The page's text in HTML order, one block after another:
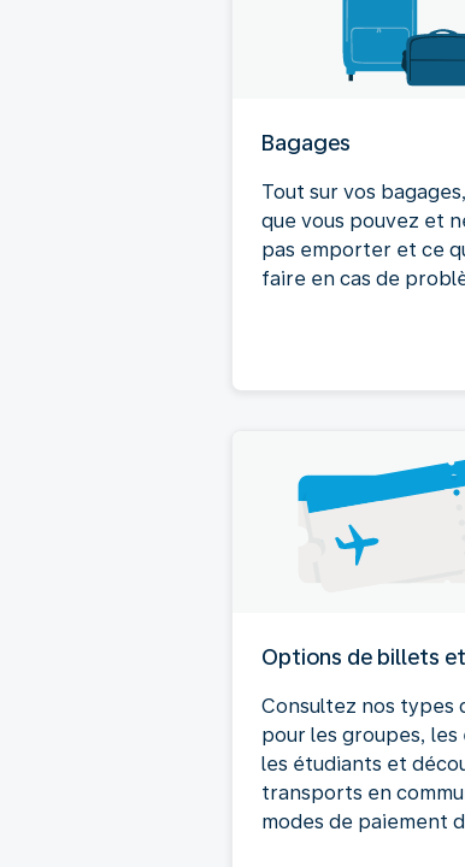
Bagages
Tout sur vos
que vous pouvez et
pas emporter et ce
faire en cas de
Options de billets
Consultez nos types
pour les groupes, les
les étudiants et
transports en
modes de paiement